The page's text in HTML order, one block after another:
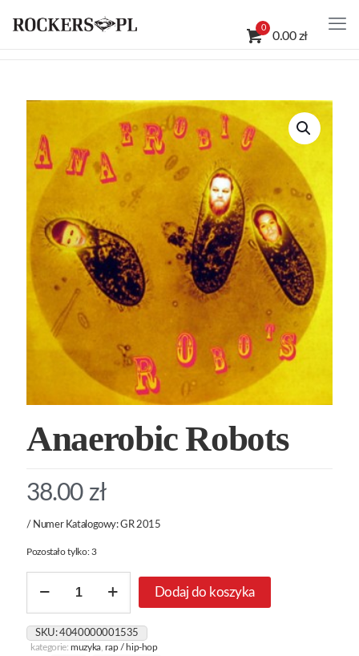
0
0.00 zł
Anaerobic Robots
38.00 zł
/ Numer Katalogowy: GR 2015
Pozostało tylko: 3
Anaerobic
Dodaj do koszyka
SKU:4040000001535
kategorie:muzyka ,rap / hip-hop